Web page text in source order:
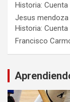
Historia: Cuenta
Jesus mendoza
Historia: Cuenta
Francisco